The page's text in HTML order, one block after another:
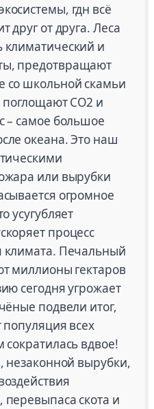
гдн всё
друг от друга. Леса
климатический и
предотвращают
школьной скамьи
поглощают CO2 и
– самое большое
океана. Это наш
или вырубки
огромное
усугубляет
процесс
климата. Печальный
миллионы гектаров
сегодня угрожает
подвели итог,
популяция всех
вдвое!
незаконной вырубки,
скота и